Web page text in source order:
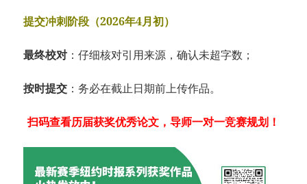
提交冲刺阶段（2026年4月初）
最终校对 ：仔细核对引用来源，确认未超字数；
按时提交 ：务必在截止日期前上传作品。
扫码查看历届获奖优秀论文，导师一对一竞赛规划！